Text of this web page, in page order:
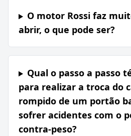
O motor Rossi faz
abrir, o que pode ser?
Qual o passo a passo
para realizar a troca do
rompido de um portão
sofrer acidentes com o
contra-peso?